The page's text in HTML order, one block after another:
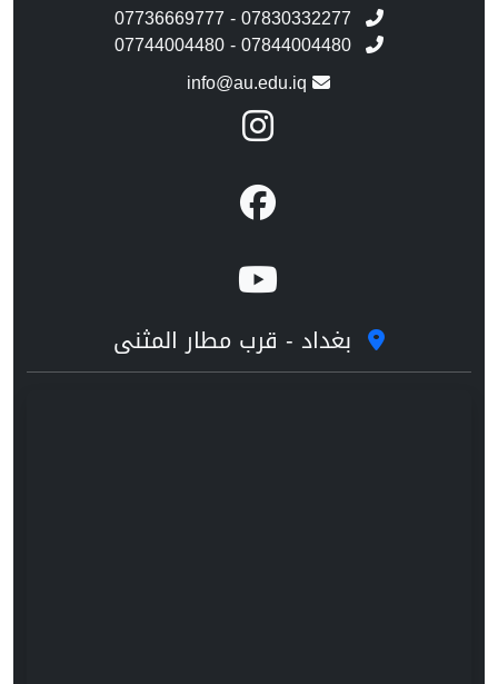
07736669777 - 07830332277
07744004480 - 07844004480
info@au.edu.iq
بغداد - قرب مطار المثنى